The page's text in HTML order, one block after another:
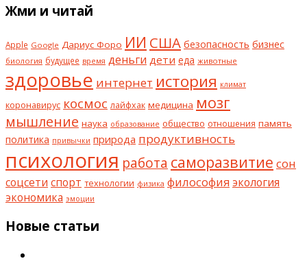
Жми и читай
Apple Google Дариус Форо ИИ США безопасность бизнес
биология будущее время деньги дети еда животные
здоровье интернет история климат
коронавирус космос лайфхак медицина мозг
мышление наука образование общество отношения память
политика привычки природа продуктивность
психология работа саморазвитие сон
соцсети спорт технологии физика философия экология
экономика эмоции
Новые статьи